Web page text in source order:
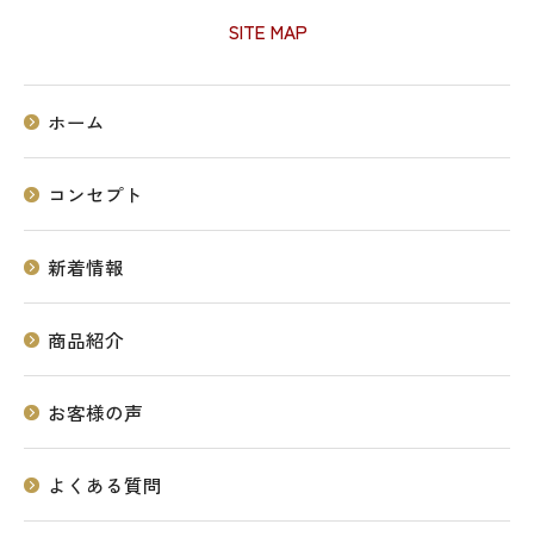
SITE MAP
ホーム
コンセプト
新着情報
商品紹介
お客様の声
よくある質問